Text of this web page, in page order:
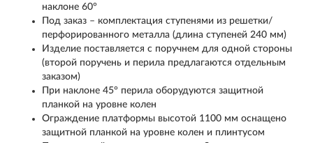
наклоне 60°
Под заказ – комплектация ступенями из решетки/
перфорированного металла (длина ступеней 240 мм)
Изделие поставляется с поручнем для одной стороны
(второй поручень и перила предлагаются отдельным
заказом)
При наклоне 45° перила оборудуются защитной
планкой на уровне колен
Ограждение платформы высотой 1100 мм оснащено
защитной планкой на уровне колен и плинтусом